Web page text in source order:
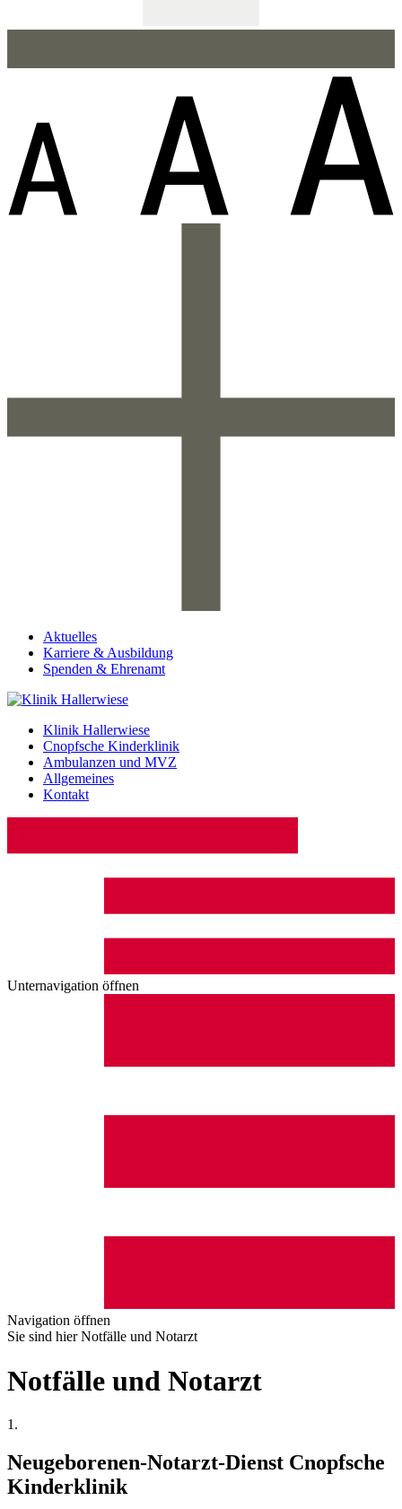
Aktuelles
Karriere & Ausbildung
Spenden & Ehrenamt
Klinik Hallerwiese
Cnopfsche Kinderklinik
Ambulanzen und MVZ
Allgemeines
Kontakt
Unternavigation öffnen
Navigation öffnen
Sie sind hier Notfälle und Notarzt
Notfälle und Notarzt
1.
Neugeborenen-Notarzt-Dienst Cnopfsche
Kinderklinik